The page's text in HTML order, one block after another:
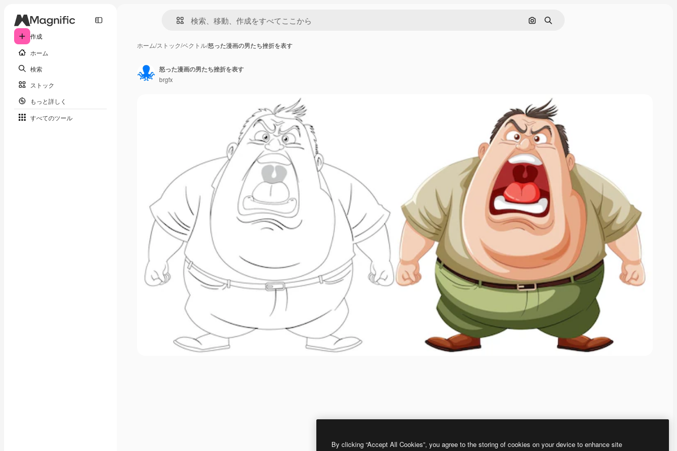
作成
ホーム
検索
ストック
もっと詳しく
すべてのツール
画像で検索
検索
ホーム/ストック/ベクトル/怒った漫画の男たち挫折を表す
怒った漫画の男たち挫折を表す
brgfx
By clicking “Accept All Cookies”, you agree to the storing of cookies on your device to enhance site